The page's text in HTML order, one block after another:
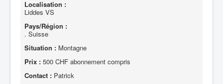
Localisation :
Liddes VS
Pays/Région :
. Suisse
Situation : Montagne
Prix : 500 CHF abonnement compris
Contact : Patrick